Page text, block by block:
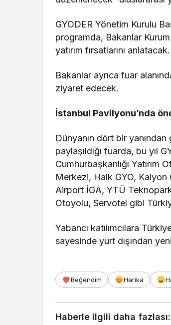
GYODER Yönetim Kurulu
programda, Bakanlar
yatırım fırsatlarını anlatacak.
Bakanlar ayrıca fuar
ziyaret edecek.
İstanbul Pavilyonu’nda
Dünyanın dört bir
paylaşıldığı fuarda, bu yıl
Cumhurbaşkanlığı Yatırım
Merkezi, Halk GYO, Kalyon
Airport İGA, YTÜ
Otoyolu, Servotel gibi
Yabancı katılımcılara
sayesinde yurt dışından
Beğendim Harika
Haberle ilgili daha fazlası: